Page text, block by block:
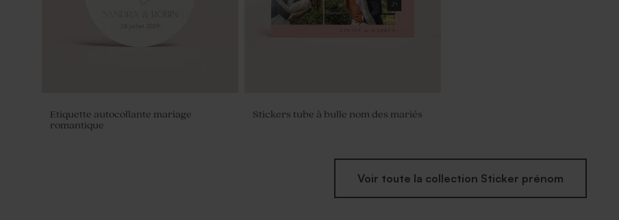
Etiquette autocollante mariage
romantique
Stickers tube à bulle nom des mariés
Voir toute la collection Sticker prénom